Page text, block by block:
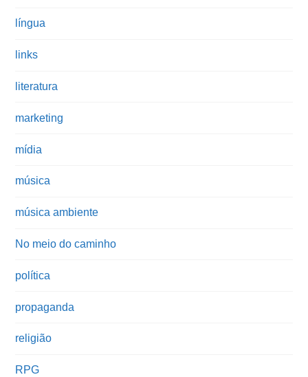
língua
links
literatura
marketing
mídia
música
música ambiente
No meio do caminho
política
propaganda
religião
RPG